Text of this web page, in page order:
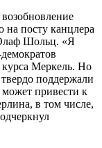
на посту канцлера
Шольц. «Я
Меркель. Но
поддержали
может привести к
в том числе,